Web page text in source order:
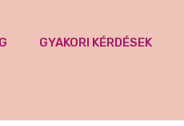
GYAKORI KÉRDÉSEK